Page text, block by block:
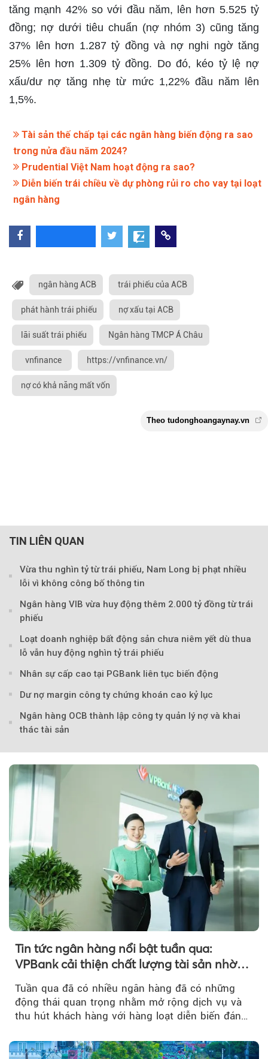
tăng mạnh 42% so với đầu năm, lên hơn 5.525 tỷ
đồng; nợ dưới tiêu chuẩn (nợ nhóm 3) cũng tăng
37% lên hơn 1.287 tỷ đồng và nợ nghi ngờ tăng
25% lên hơn 1.309 tỷ đồng. Do đó, kéo tỷ lệ nợ
xấu/dư nợ tăng nhẹ từ mức 1,22% đầu năm lên
1,5%. ​
Tài sản thế chấp tại các ngân hàng biến động ra sao
trong nửa đầu năm 2024?
Prudential Việt Nam hoạt động ra sao?
Diễn biến trái chiều về dự phòng rủi ro cho vay tại loạt
ngân hàng
ngân hàng ACB trái phiếu của ACB
phát hành trái phiếu nợ xấu tại ACB
lãi suất trái phiếu Ngân hàng TMCP Á Châu
vnfinance https://vnfinance.vn/
nợ có khả năng mất vốn
Theo
TIN LIÊN QUAN
Vừa thu nghìn tỷ từ trái phiếu, Nam Long bị phạt nhiều
lỗi vì không công bố thông tin
Ngân hàng VIB vừa huy động thêm 2.000 tỷ đồng từ trái
phiếu
Loạt doanh nghiệp bất động sản chưa niêm yết dù thua
lỗ vẫn huy động nghìn tỷ trái phiếu
Nhân sự cấp cao tại PGBank liên tục biến động
Dư nợ margin công ty chứng khoán cao kỷ lục
Ngân hàng OCB thành lập công ty quản lý nợ và khai
thác tài sản
Tin tức ngân hàng nổi bật tuần qua:
VPBank cải thiện chất lượng tài sản nhờ
quản trị rủi ro và công nghệ
Tuần qua đã có nhiều ngân hàng đã có những
động thái quan trọng nhằm mở rộng dịch vụ và
thu hút khách hàng với hàng loạt diễn biến đáng